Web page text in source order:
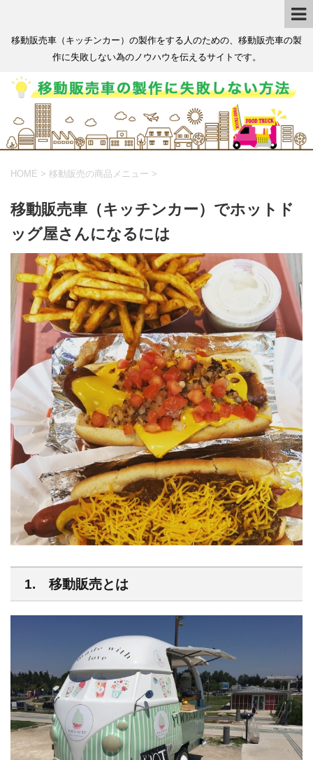
移動販売車（キッチンカー）の製作をする人のための、移動販売車の製
作に失敗しない為のノウハウを伝えるサイトです。
HOME > 移動販売の商品メニュー >
移動販売車（キッチンカー）でホットド
ッグ屋さんになるには
1. 移動販売とは